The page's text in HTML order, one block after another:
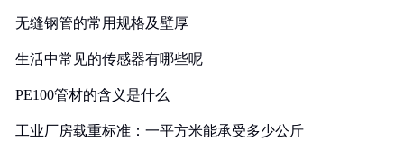
无缝钢管的常用规格及壁厚
生活中常见的传感器有哪些呢
PE100管材的含义是什么
工业厂房载重标准：一平方米能承受多少公斤